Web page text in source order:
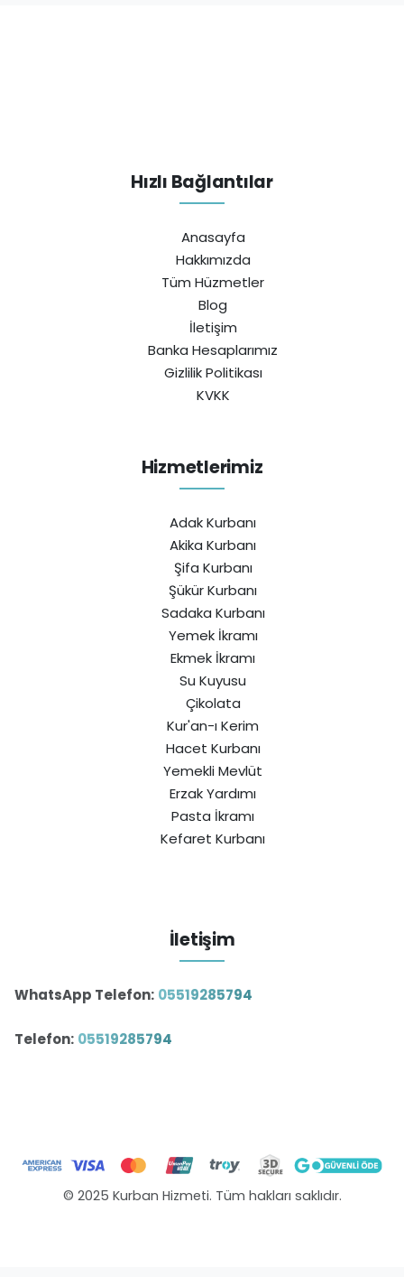
Hızlı Bağlantılar
Anasayfa
Hakkımızda
Tüm Hüzmetler
Blog
İletişim
Banka Hesaplarımız
Gizlilik Politikası
KVKK
Hizmetlerimiz
Adak Kurbanı
Akika Kurbanı
Şifa Kurbanı
Şükür Kurbanı
Sadaka Kurbanı
Yemek İkramı
Ekmek İkramı
Su Kuyusu
Çikolata
Kur'an-ı Kerim
Hacet Kurbanı
Yemekli Mevlüt
Erzak Yardımı
Pasta İkramı
Kefaret Kurbanı
İletişim
WhatsApp Telefon: 05519285794
Telefon: 05519285794
© 2025 Kurban Hizmeti. Tüm hakları saklıdır.